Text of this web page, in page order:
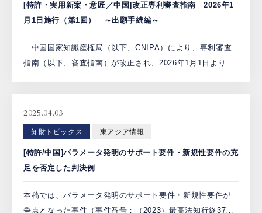
[特許・実用新案・意匠／中国]改正専利審査指南 2026年1
月1日施行（第1回） ～出願手続編～
中国国家知識産権局（以下、CNIPA）により、専利審査
指南（以下、審査指南）が改正され、2026年1月1日より施
用、 […]
2025.04.03
知財トピックス 東アジア情報
[特許/中国]パラメータ発明のサポート要件・新規性要件の充
足を否定した判決例
本稿では、パラメータ発明のサポート要件・新規性要件が
争点となった事件（事件番号：（2023）最高法知行終37